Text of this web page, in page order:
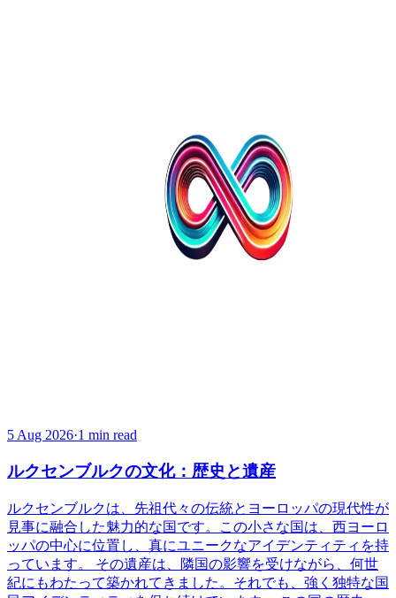
5 Aug 2026·1 min read
ルクセンブルクの文化：歴史と遺産
ルクセンブルクは、先祖代々の伝統とヨーロッパの現代性が
見事に融合した魅力的な国です。この小さな国は、西ヨーロ
ッパの中心に位置し、真にユニークなアイデンティティを持
っています。 その遺産は、隣国の影響を受けながら、何世
紀にもわたって築かれてきました。それでも、強く独特な国